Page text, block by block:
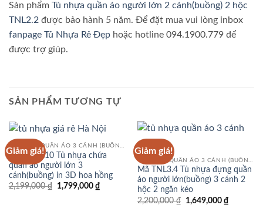
Sản phẩm Tủ nhựa quần áo người lớn 2 cánh(buồng) 2 hộc
TNL2.2 được bảo hành 5 năm. Để đặt mua vui lòng inbox
fanpage Tủ Nhựa Rẻ Đẹp hoặc hotline 094.1900.779 để
được trợ giúp.
SẢN PHẨM TƯƠNG TỰ
Giảm giá!
TỦ NHỰA QUẦN ÁO 3 CÁNH (BUỒNG)
Mã TNL3.10 Tủ nhựa chứa
quần áo người lớn 3
cánh(buồng) in 3D hoa hồng
2,199,000₫
Giá
1,799,000 ₫Giá
Giảm giá!
Mã TNL3.4 Tủ nhựa đựng quần
áo người lớn(buồng) 3 cánh 2
hộc 2 ngăn kéo
2,200,000₫
Giá
1,649,000 ₫Giá
hiện